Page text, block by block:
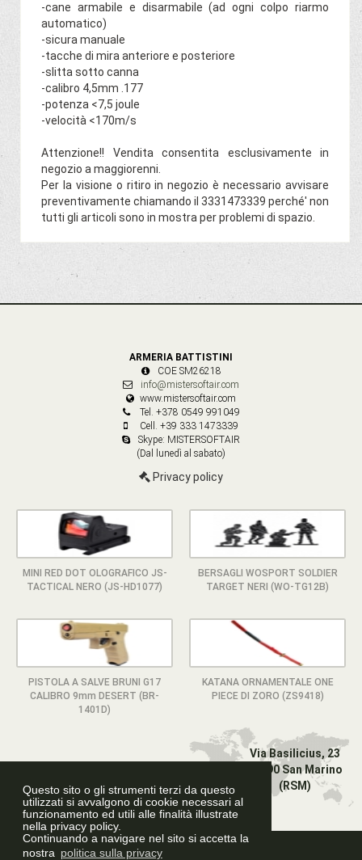
Questo sito o gli strumenti terzi da questo
utilizzati si avvalgono di cookie necessari al
funzionamento ed utili alle finalità illustrate
nella privacy policy.
Continuando a navigare nel sito si accetta la
nostra politica sulla privacy
-cane armabile e disarmabile (ad ogni colpo riarmo
automatico)
-sicura manuale
-tacche di mira anteriore e posteriore
-slitta sotto canna
-calibro 4,5mm .177
-potenza <7,5 joule
-velocità <170m/s
Attenzione!! Vendita consentita esclusivamente in
negozio a maggiorenni.
Per la visione o ritiro in negozio è necessario avvisare
preventivamente chiamando il 3331473339 perché' non
tutti gli articoli sono in mostra per problemi di spazio.
ARMERIA BATTISTINI
COE SM26218
info@mistersoftair.com
www.mistersoftair.com
Tel. +378 0549 991049
Cell. +39 333 1473339
Skype: MISTERSOFTAIR
(Dal lunedì al sabato)
Privacy policy
MINI RED DOT OLOGRAFICO JS-
TACTICAL NERO (JS-HD1077)
BERSAGLI WOSPORT SOLDIER
TARGET NERI (WO-TG12B)
PISTOLA A SALVE BRUNI G17
CALIBRO 9mm DESERT (BR-
1401D)
KATANA ORNAMENTALE ONE
PIECE DI ZORO (ZS9418)
Via Basilicius, 23
47890 San Marino
(RSM)
Graphic Design